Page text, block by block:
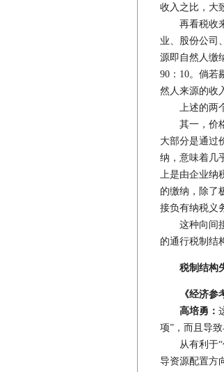
收入之比，大
再看税收来
业、股份公司
源即自然人缴
90：10。倘若
然人来源的收
上述的两个
其一，价格“
大部分是通过
纳，意味着几
上是由企业纳
的缴纳，除了
接负有纳税义
这种向间接
的通行税制结
税制结构
《经济参
高培勇：
项”，而且导
从有利于“优
导资源配置方